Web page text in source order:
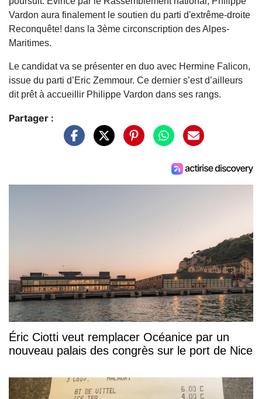
Vardon aura finalement le soutien du parti d'extrême-droite
Reconquête! dans la 3ème circonscription des Alpes-
Maritimes.
Le candidat va se présenter en duo avec Hermine Falicon,
issue du parti d’Eric Zemmour. Ce dernier s’est d’ailleurs
dit prêt à accueillir Philippe Vardon dans ses rangs.
Partager :
Éric Ciotti veut remplacer Océanice par un
nouveau palais des congrès sur le port de Nice